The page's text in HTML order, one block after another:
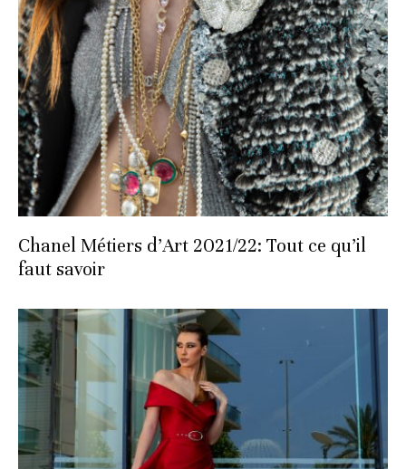
Chanel Métiers d’Art 2021/22: Tout ce qu’il
faut savoir